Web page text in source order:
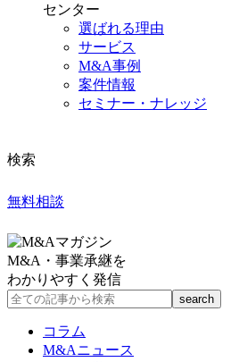
センター
選ばれる理由
サービス
M&A事例
案件情報
セミナー・ナレッジ
検索
無料相談
M&A・事業承継を
わかりやすく発信
コラム
M&Aニュース